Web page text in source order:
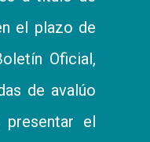
el plazo de
Oficial,
de avalúo
el